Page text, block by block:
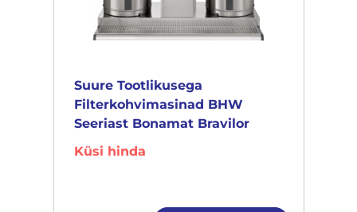
Suure Tootlikusega
Filterkohvimasinad BHW
Seeriast Bonamat Bravilor
Küsi hinda